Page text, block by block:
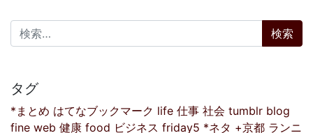
検索:
タグ
*まとめ はてなブックマーク life 仕事 社会 tumblr blog
fine web 健康 food ビジネス friday5 *ネタ +京都 ランニ